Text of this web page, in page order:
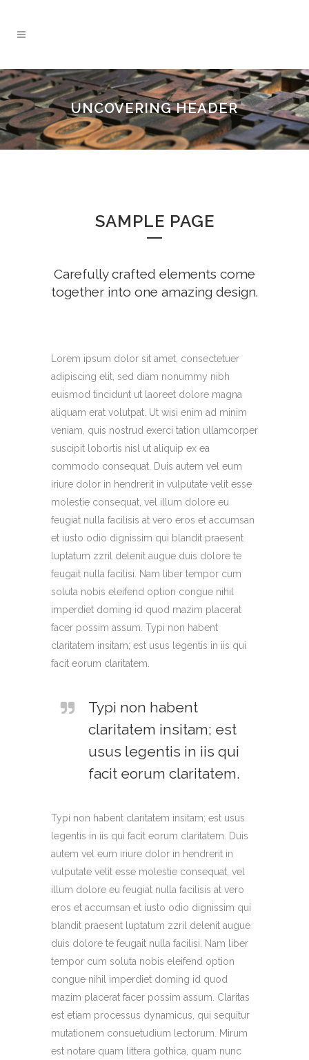
UNCOVERING HEADER
SAMPLE PAGE
Carefully crafted elements come
together into one amazing design.
Lorem ipsum dolor sit amet, consectetuer
adipiscing elit, sed diam nonummy nibh
euismod tincidunt ut laoreet dolore magna
aliquam erat volutpat. Ut wisi enim ad minim
veniam, quis nostrud exerci tation ullamcorper
suscipit lobortis nisl ut aliquip ex ea
commodo consequat. Duis autem vel eum
iriure dolor in hendrerit in vulputate velit esse
molestie consequat, vel illum dolore eu
feugiat nulla facilisis at vero eros et accumsan
et iusto odio dignissim qui blandit praesent
luptatum zzril delenit augue duis dolore te
feugait nulla facilisi. Nam liber tempor cum
soluta nobis eleifend option congue nihil
imperdiet doming id quod mazim placerat
facer possim assum. Typi non habent
claritatem insitam; est usus legentis in iis qui
facit eorum claritatem.
Typi non habent
claritatem insitam; est
usus legentis in iis qui
facit eorum claritatem.
Typi non habent claritatem insitam; est usus
legentis in iis qui facit eorum claritatem. Duis
autem vel eum iriure dolor in hendrerit in
vulputate velit esse molestie consequat, vel
illum dolore eu feugiat nulla facilisis at vero
eros et accumsan et iusto odio dignissim qui
blandit praesent luptatum zzril delenit augue
duis dolore te feugait nulla facilisi. Nam liber
tempor cum soluta nobis eleifend option
congue nihil imperdiet doming id quod
mazim placerat facer possim assum. Claritas
est etiam processus dynamicus, qui sequitur
mutationem consuetudium lectorum. Mirum
est notare quam littera gothica, quam nunc